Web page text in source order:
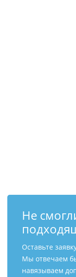
Не
Оставьте
Мы отвечаем
навязываем